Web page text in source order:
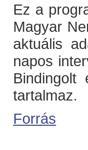
Ez a
Magyar
aktuális
napos
Bindingolt
tartalmaz.
Forrás